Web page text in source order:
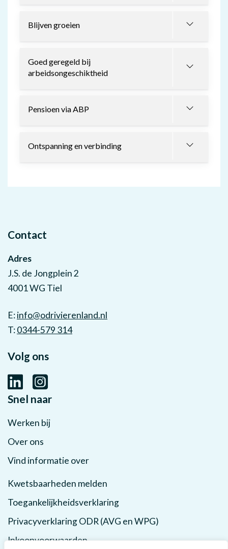
Blijven groeien
Goed geregeld bij
arbeidsongeschiktheid
Pensioen via ABP
Ontspanning en verbinding
Contact
Adres
J.S. de Jongplein 2
4001 WG Tiel
E:info@odrivierenland.nl
T:0344-579 314
Volg ons
Snel naar
Werken bij
Over ons
Vind informatie over
Kwetsbaarheden melden
Toegankelijkheidsverklaring
Privacyverklaring ODR (AVG en WPG)
Inkoopvoorwaarden